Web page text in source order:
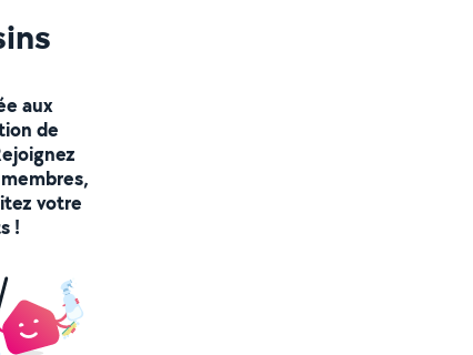
aux
de
votre
!